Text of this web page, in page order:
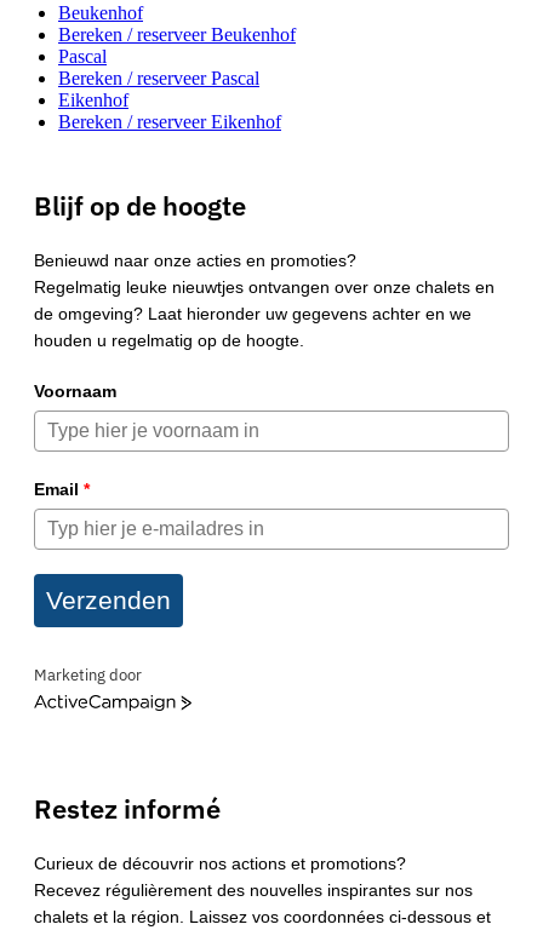
Beukenhof
Bereken / reserveer Beukenhof
Pascal
Bereken / reserveer Pascal
Eikenhof
Bereken / reserveer Eikenhof
Blijf op de hoogte
Benieuwd naar onze acties en promoties?
Regelmatig leuke nieuwtjes ontvangen over onze chalets en
de omgeving? Laat hieronder uw gegevens achter en we
houden u regelmatig op de hoogte.
Voornaam
Email *
Verzenden
Marketing door
ActiveCampaign
Restez informé
Curieux de découvrir nos actions et promotions?
Recevez régulièrement des nouvelles inspirantes sur nos
chalets et la région. Laissez vos coordonnées ci-dessous et